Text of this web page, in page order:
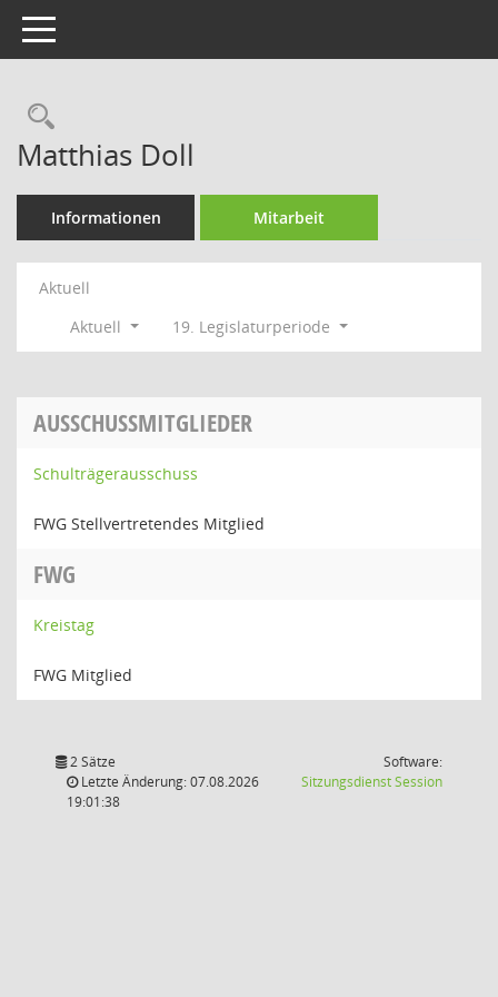
Toggle navigation
Rechercheauswahl
Matthias Doll
Informationen Mitarbeit
Aktuell
Aktuell
19. Legislaturperiode
AUSSCHUSSMITGLIEDER
Schulträgerausschuss
FWG Stellvertretendes Mitglied
FWG
Kreistag
FWG Mitglied
2 Sätze
Letzte Änderung: 07.08.2026
19:01:38
Software:
SitzungsdienstSession(Wird in